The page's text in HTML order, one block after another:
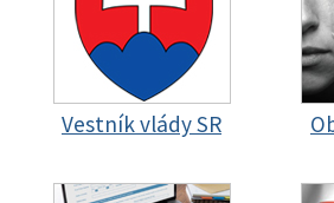
Vestník vlády SR